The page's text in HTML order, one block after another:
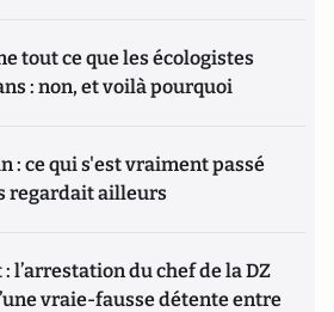
tout ce que les écologistes
: non, et voilà pourquoi
: ce qui s'est vraiment passé
regardait ailleurs
l’arrestation du chef de la DZ
vraie-fausse détente entre